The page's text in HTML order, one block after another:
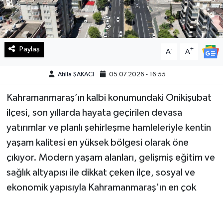
Paylaş A- A+
Atilla ŞAKACI 05.07.2026 - 16:55
Kahramanmaraş’ın kalbi konumundaki Onikişubat
ilçesi, son yıllarda hayata geçirilen devasa
yatırımlar ve planlı şehirleşme hamleleriyle kentin
yaşam kalitesi en yüksek bölgesi olarak öne
çıkıyor. Modern yaşam alanları, gelişmiş eğitim ve
sağlık altyapısı ile dikkat çeken ilçe, sosyal ve
ekonomik yapısıyla Kahramanmaraş'ın en çok
Resmi İlan
Sağlık
Spor
Yaşam
KAHRAMANMARAŞ